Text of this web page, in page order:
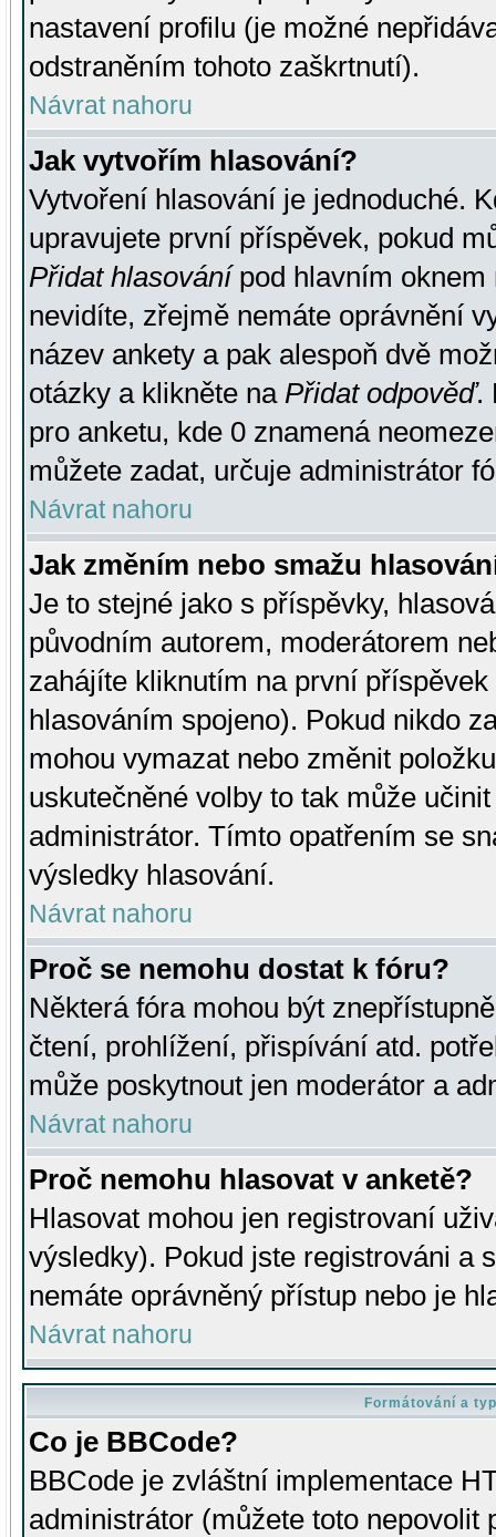
nastavení profilu (je možné
odstraněním tohoto zaškrtnutí).
Návrat nahoru
Jak vytvořím hlasování?
Vytvoření hlasování je jednoduché.
upravujete první příspěvek, pokud
Přidat hlasovánípod hlavním oknem
nevidíte, zřejmě nemáte oprávnění
název ankety a pak alespoň dvě
otázky a klikněte na Přidat odpověď.
pro anketu, kde 0 znamená
můžete zadat, určuje administrátor
Návrat nahoru
Jak změním nebo smažu
Je to stejné jako s příspěvky,
původním autorem, moderátorem
zahájíte kliknutím na první
hlasováním spojeno). Pokud nikdo
mohou vymazat nebo změnit
uskutečněné volby to tak může
administrátor. Tímto opatřením se
výsledky hlasování.
Návrat nahoru
Proč se nemohu dostat k fóru?
Některá fóra mohou být
čtení, prohlížení, přispívání atd.
může poskytnout jen moderátor a
Návrat nahoru
Proč nemohu hlasovat v anketě?
Hlasovat mohou jen registrovaní
výsledky). Pokud jste registrováni a
nemáte oprávněný přístup nebo je
Návrat nahoru
Formátování a
Co je BBCode?
BBCode je zvláštní implementace
administrátor (můžete toto